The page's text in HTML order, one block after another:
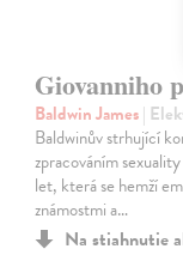
Giovanniho
Baldwin James|
Baldwinův strhující
zpracováním
let, která se hemží
známostmi a…
Na stiahnutie